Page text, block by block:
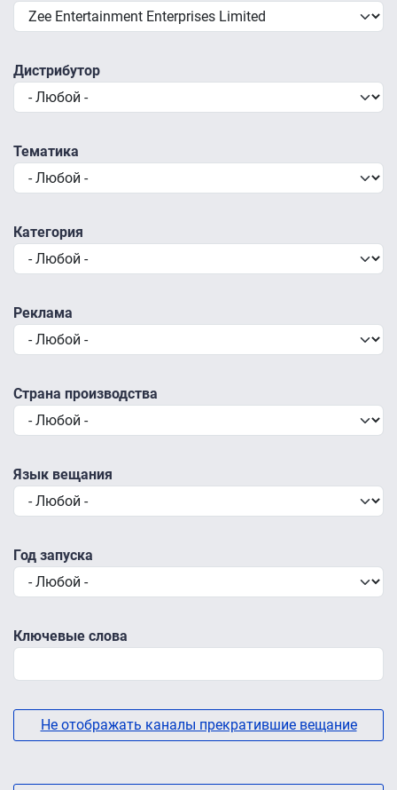
Дистрибутор
Тематика
Категория
Реклама
Страна производства
Язык вещания
Год запуска
Ключевые слова
Не отображать каналы прекратившие вещание